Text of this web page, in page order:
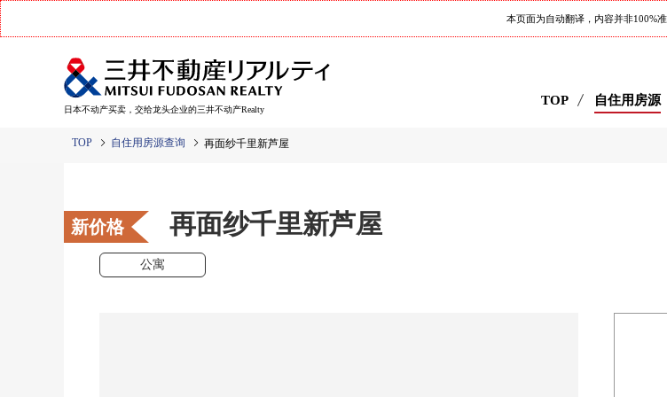
本页面为自动翻译，内容并非100%准
日本不动产买卖，交给龙头企业的三井不动产Realty
TOP 自住用房源
TOP 自住用房源查询 再面纱千里新芦屋
新价格 再面纱千里新芦屋
公寓